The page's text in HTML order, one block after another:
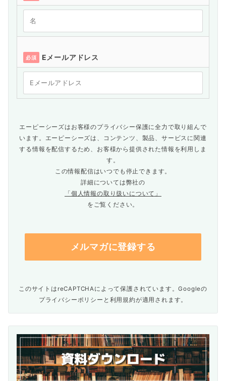
必須 Eメールアドレス
エーピーシーズはお客様のプライバシー保護に全力で取り組んで
います。エーピーシーズは、コンテンツ、製品、サービスに関連
する情報を配信するため、お客様から提供された情報を利用しま
す。
この情報配信はいつでも停止できます。
詳細については弊社の
「個人情報の取り扱いについて」
をご覧ください。
このサイトはreCAPTCHAによって保護されています。Googleの
プライバシーポリシー と 利用規約が適用されます。